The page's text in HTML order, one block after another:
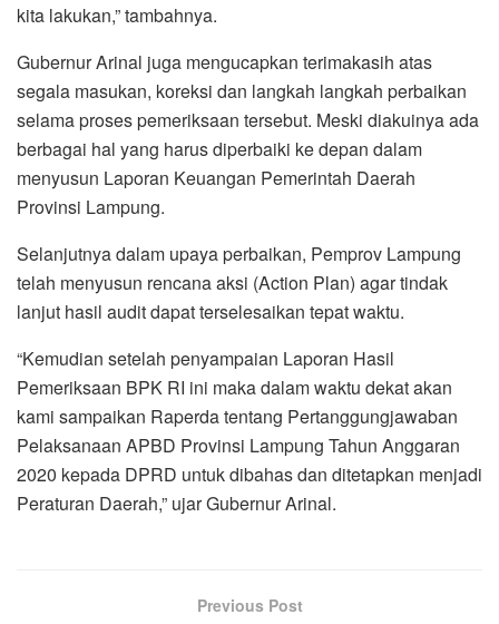
kita lakukan,” tambahnya.
Gubernur Arinal juga mengucapkan terimakasih atas
segala masukan, koreksi dan langkah langkah perbaikan
selama proses pemeriksaan tersebut. Meski diakuinya ada
berbagai hal yang harus diperbaiki ke depan dalam
menyusun Laporan Keuangan Pemerintah Daerah
Provinsi Lampung.
Selanjutnya dalam upaya perbaikan, Pemprov Lampung
telah menyusun rencana aksi (Action Plan) agar tindak
lanjut hasil audit dapat terselesaikan tepat waktu.
“Kemudian setelah penyampaian Laporan Hasil
Pemeriksaan BPK RI ini maka dalam waktu dekat akan
kami sampaikan Raperda tentang Pertanggungjawaban
Pelaksanaan APBD Provinsi Lampung Tahun Anggaran
2020 kepada DPRD untuk dibahas dan ditetapkan menjadi
Peraturan Daerah,” ujar Gubernur Arinal.
Previous Post